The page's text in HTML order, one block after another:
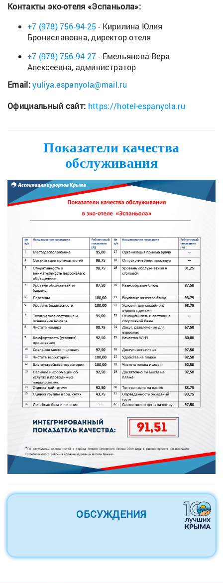
Контакты эко-отеля «Эспаньола»:
+7 (978) 756-94-25- Кирилина Юлия
Брониславовна, директор отеля
+7 (978) 756-94-27- Емельянова Вера
Алексеевна, администратор
Email:yuliya.espanyola@mail.ru
Официальный сайт: https://hotel-espanyola.ru
Показатели качества
обслуживания
ОБСУЖДЕНИЯ